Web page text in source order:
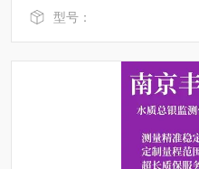
型号：